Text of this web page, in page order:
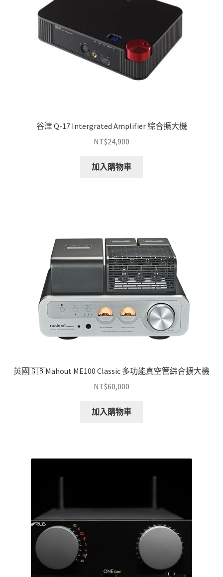
谷津 Q-17 Intergrated Amplifier 綜合擴大機
NT$24,900
加入購物車
英國🇬🇧Mahout ME100 Classic 多功能真空管綜合擴大機
NT$60,000
加入購物車